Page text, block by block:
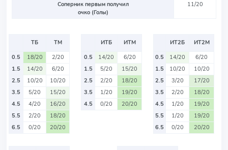
Соперник первым получил
очко (Голы)
11/20
ТБ
ТМ
0.5
18/20
2/20
1.5
14/20
6/20
2.5
10/20
10/20
3.5
5/20
15/20
4.5
4/20
16/20
5.5
2/20
18/20
6.5
0/20 20/20
ИТБ
ИТМ
0.5
14/20
6/20
1.5
5/20
15/20
2.5
2/20
18/20
3.5
1/20
19/20
4.5
0/20 20/20
ИТ2Б
ИТ2М
0.5
14/20
6/20
1.5
10/20
10/20
2.5
3/20
17/20
3.5
2/20
18/20
4.5
1/20
19/20
5.5
1/20
19/20
6.5
0/20 20/20